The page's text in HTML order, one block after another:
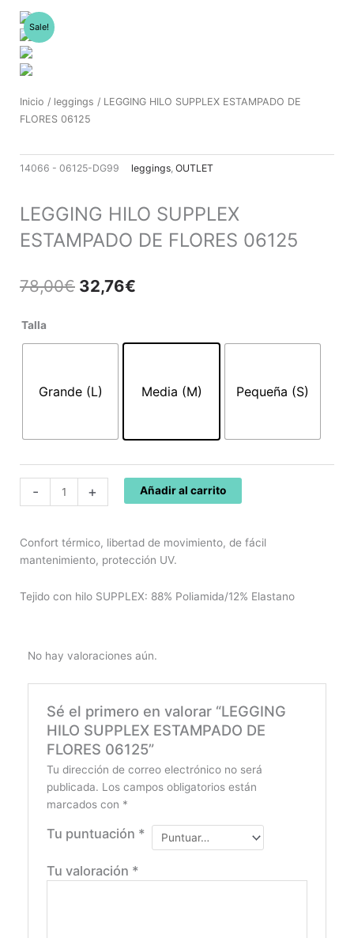
contenido
Sale!
Inicio / leggings / LEGGING HILO SUPPLEX ESTAMPADO DE
FLORES 06125
14066 - 06125-DG99 leggings OUTLET
LEGGING HILO SUPPLEX
ESTAMPADO DE FLORES 06125
78,00€ El
32,76€
es:
Talla
Grande (L) Media (M) Pequeña (S)
-
LEGGING
cantidad
+ Añadir al carrito
Confort térmico, libertad de movimiento, de fácil
mantenimiento, protección UV.
Tejido con hilo SUPPLEX: 88% Poliamida/12% Elastano
No hay valoraciones aún.
Sé el primero en valorar “LEGGING
HILO SUPPLEX ESTAMPADO DE
FLORES 06125”
Tu dirección de correo electrónico no será
publicada. Los campos obligatorios están
marcados con *
Tu puntuación *
Tu valoración *